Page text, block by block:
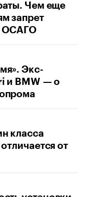
Чем еще
запрет
ОСАГО
Экс-
и BMW — о
класса
от